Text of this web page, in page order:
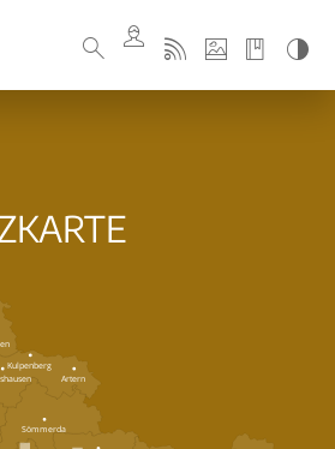
Artern
Sömmerda
Kulpenberg